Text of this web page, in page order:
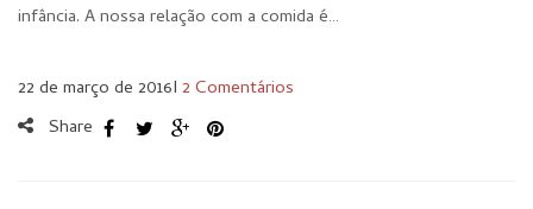
infância. A nossa relação com a comida é…
22 de março de 2016I 2 Comentários
Share